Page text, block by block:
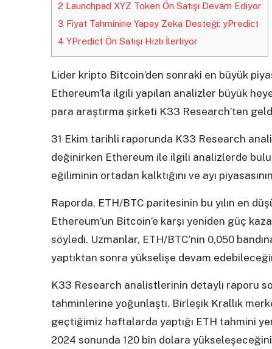
2 Launchpad XYZ Token Ön Satışı Devam Ediyor
3 Fiyat Tahminine Yapay Zeka Desteği: yPredict
4 YPredict Ön Satışı Hızlı İlerliyor
Lider kripto Bitcoin’den sonraki en büyük
Ethereum’la ilgili yapılan analizler büyük
para araştırma şirketi K33 Research’ten
31 Ekim tarihli raporunda K33 Research
değinirken Ethereum ile ilgili analizlerde
eğiliminin ortadan kalktığını ve ayı
Raporda, ETH/BTC paritesinin bu yılın en
Ethereum’un Bitcoin’e karşı yeniden güç
söyledi. Uzmanlar, ETH/BTC’nin 0,050
yaptıktan sonra yükselişe devam
K33 Research analistlerinin detaylı raporu
tahminlerine yoğunlaştı. Birleşik Krallık
geçtiğimiz haftalarda yaptığı ETH tahmini
2024 sonunda 120 bin dolara